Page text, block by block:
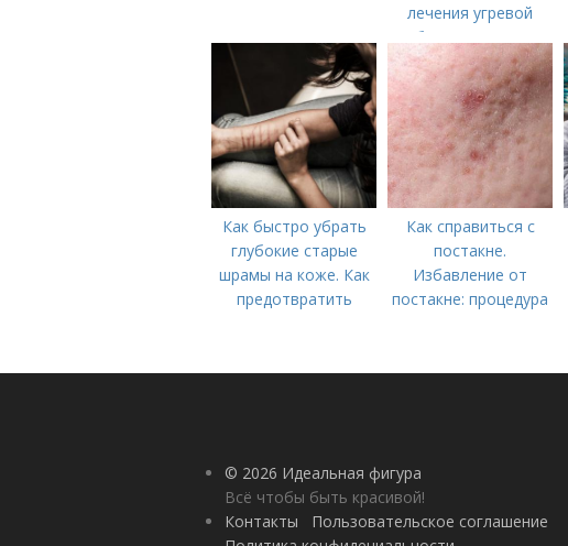
лечения угревой
болезни (акне)
Как быстро убрать
глубокие старые
шрамы на коже. Как
предотвратить
Как справиться с
постакне.
Избавление от
постакне: процедура
© 2026 Идеальная фигура
Всё чтобы быть красивой!
Контакты
Пользовательское соглашение